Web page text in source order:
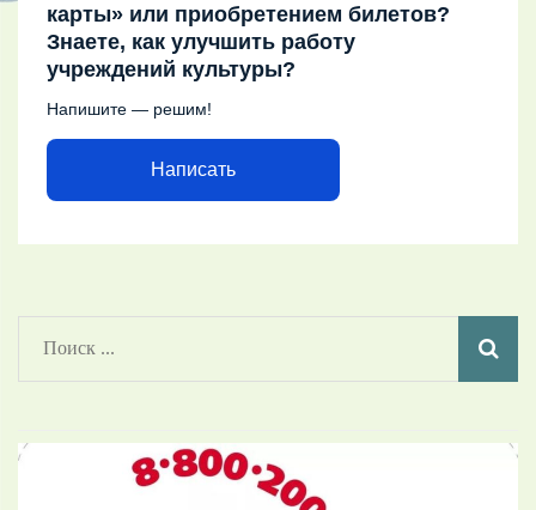
карты» или приобретением билетов?
Знаете, как улучшить работу
учреждений культуры?
Напишите — решим!
Написать